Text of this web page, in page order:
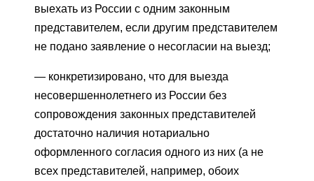
выехать из России с одним законным
представителем, если другим представителем
не подано заявление о несогласии на выезд;
— конкретизировано, что для выезда
несовершеннолетнего из России без
сопровождения законных представителей
достаточно наличия нотариально
оформленного согласия одного из них (а не
всех представителей, например, обоих